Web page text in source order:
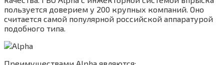
пользуется доверием у 200 крупных компаний. Оно
считается самой популярной российской аппаратурой
подобного типа.